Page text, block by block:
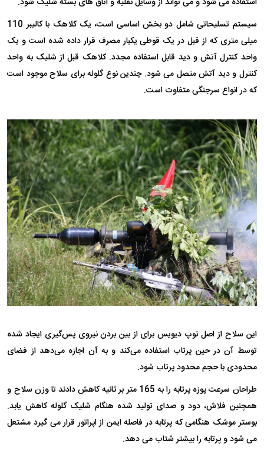
سیستم تسلیحاتی شامل دو بخش اساسی است، یک کلاهک با کالیبر 110
میلی متری که از قبل در یک قوطی یکبار مصرف قرار داده شده است و یک
واحد کنترل آتش و دید قابل استفاده مجدد. کلاهک قبل از شلیک به واحد
کنترل و دید آتش متصل می شود. چندین نوع گلوله برای سلاح موجود است
که در انواع سرجنگی متفاوت است.
این سلاح از اصل توپ دیویس برای از بین بردن نیروی پس‌گیری ایجاد شده
توسط آن در حین پرتاب استفاده می‌کند و به آن اجازه می‌دهد از فضای
محدودی با حجم محدود پرتاب شود.
طراحان سرعت پوزه پرتابه را به 165 متر بر ثانیه کاهش دادند تا وزن سلاح و
همچنین فلاش، دود و صدای تولید شده هنگام شلیک گلوله کاهش یابد.
بوستر موشک هنگامی که پرتابه در فاصله ایمن از اپراتور قرار می گیرد مشتعل
می شود و پرتابه را بیشتر شتاب می دهد.